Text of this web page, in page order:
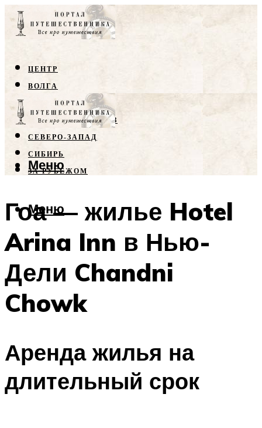
ЦЕНТР
ВОЛГА
КРЫМ
СЕВЕРНЫЙ КАВКАЗ
СЕВЕРО-ЗАПАД
СИБИРЬ
ЗА РУБЕЖОМ
Меню
Меню
Гоа — жилье Hotel
Arina Inn в Нью-
Дели Chandni
Chowk
Аренда жилья на
длительный срок